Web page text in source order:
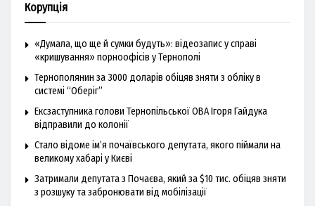
Корупція
«Думала, що ще й сумки будуть»: відеозапис у справі
«кришування» порноофісів у Тернополі
Тернополянин за 3000 доларів обіцяв зняти з обліку в
системі “Оберіг”
Ексзаступника голови Тернопільської ОВА Ігоря Гайдука
відправили до колонії
Стало відоме ім’я почаївського депутата, якого піймали на
великому хабарі у Києві
Затримали депутата з Почаєва, який за $10 тис. обіцяв зняти
з розшуку та забронювати від мобілізації